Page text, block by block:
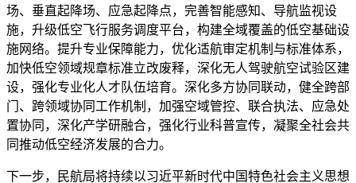
场、垂直起降场、应急起降点，完善智能感知、导航监视设
施，升级低空飞行服务调度平台，构建全域覆盖的低空基础设
施网络。提升专业保障能力，优化适航审定机制与标准体系，
加快低空领域规章标准立改废释，深化无人驾驶航空试验区建
设，强化专业化人才队伍培育。深化多方协同联动，健全跨部
门、跨领域协同工作机制，加强空域管控、联合执法、应急处
置协同，深化产学研融合，强化行业科普宣传，凝聚全社会共
同推动低空经济发展的合力。
下一步，民航局将持续以习近平新时代中国特色社会主义思想